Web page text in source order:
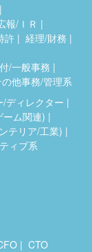
報/ＩＲ
許
経理/財務
/一般事務
の他事務/管理系
ディレクター
ーム関連)
テリア/工業)
ィブ系
CTO